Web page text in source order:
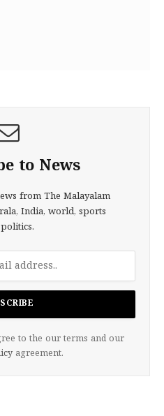
to News
from The Malayalam
India, world, sports
to the our terms and our
agreement.